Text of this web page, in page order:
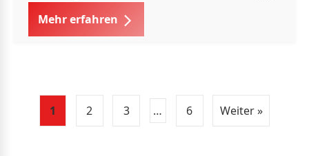
Mehr erfahren
1 2 3 … 6 Weiter »